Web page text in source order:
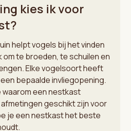
kies ik voor
helpt vogels bij het vinden
om te broeden, te schuilen en
Elke vogelsoort heeft
bepaalde invliegopening.
waarom een nestkast
geschikt zijn voor
je een nestkast het beste